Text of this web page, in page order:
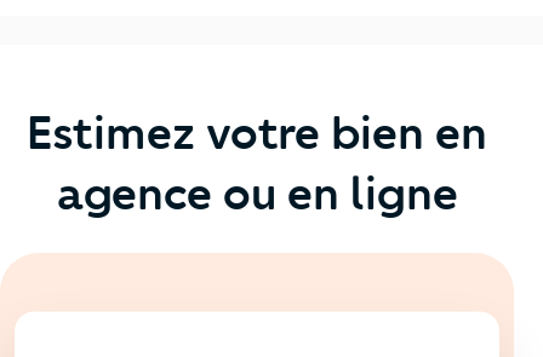
Estimez votre bien en
agence ou en ligne